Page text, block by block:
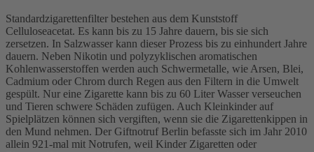
Standardzigarettenfilter bestehen aus dem Kunststoff
Celluloseacetat. Es kann bis zu 15 Jahre dauern, bis sie sich
zersetzen. In Salzwasser kann dieser Prozess bis zu einhundert Jahre
dauern. Neben Nikotin und polyzyklischen aromatischen
Kohlenwasserstoffen werden auch Schwermetalle, wie Arsen, Blei,
Cadmium oder Chrom durch Regen aus den Filtern in die Umwelt
gespült. Nur eine Zigarette kann bis zu 60 Liter Wasser verseuchen
und Tieren schwere Schäden zufügen. Auch Kleinkinder auf
Spielplätzen können sich vergiften, wenn sie die Zigarettenkippen in
den Mund nehmen. Der Giftnotruf Berlin befasste sich im Jahr 2010
allein 921-mal mit Notrufen, weil Kinder Zigaretten oder